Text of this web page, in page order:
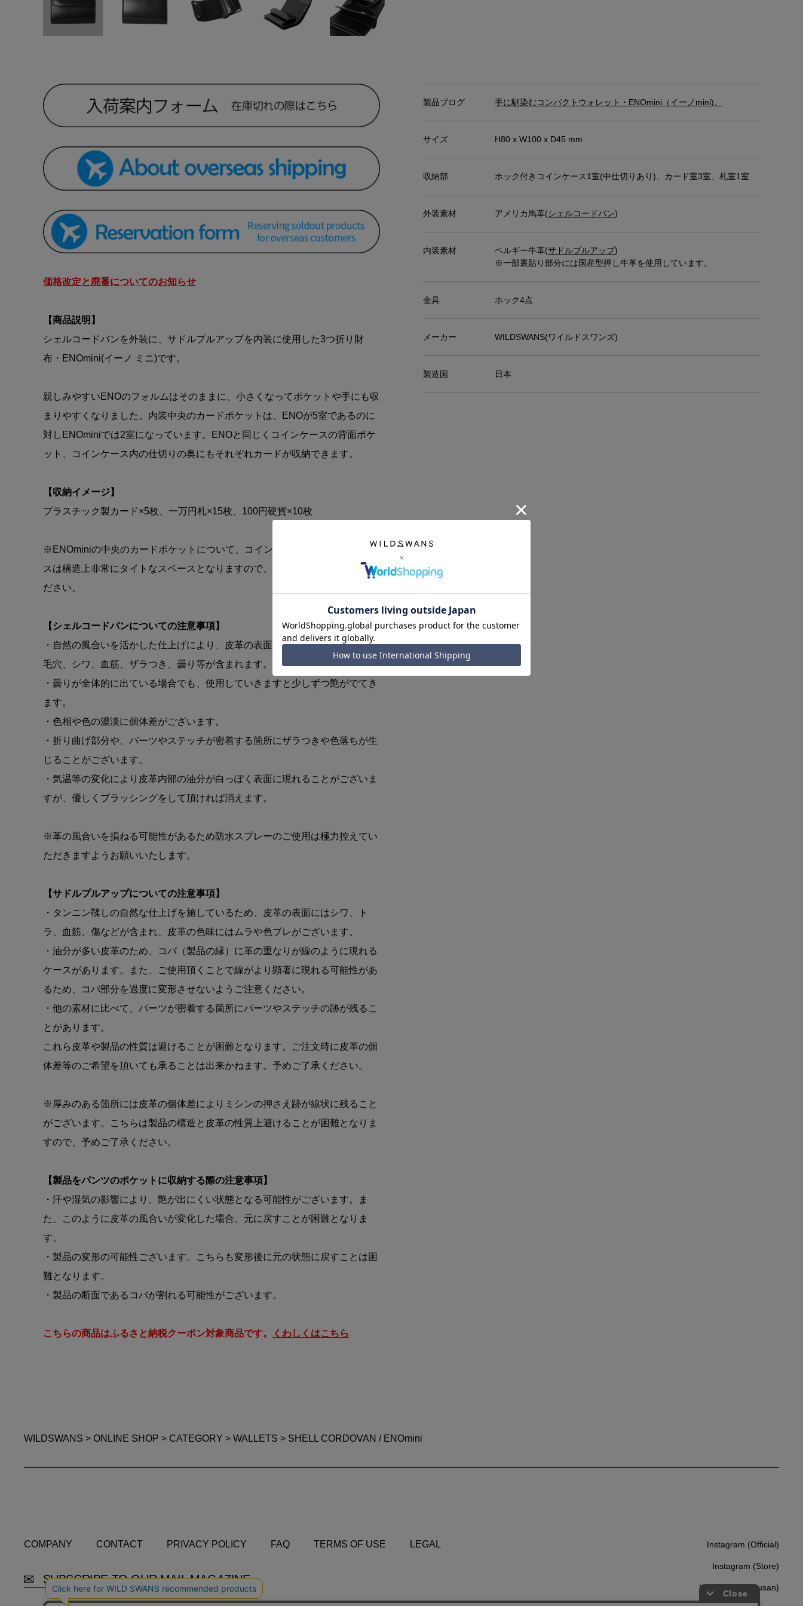
価格改定と廃番についてのお知らせ
【商品説明】
シェルコードバンを外装に、サドルプルアップを内装に使用した3つ折り財
布・ENOmini(イーノ ミニ)です。
親しみやすいENOのフォルムはそのままに、小さくなってポケットや手にも収
まりやすくなりました。内装中央のカードポケットは、ENOが5室であるのに
対しENOminiでは2室になっています。ENOと同じくコインケースの背面ポケ
ット、コインケース内の仕切りの奥にもそれぞれカードが収納できます。
【収納イメージ】
プラスチック製カード×5枚、一万円札×15枚、100円硬貨×10枚
※ENOminiの中央のカードポケットについて、コインケース側に空いたスペー
スは構造上非常にタイトなスペースとなりますので、カードの収納はお控えく
ださい。
【シェルコードバンについての注意事項】
・自然の風合いを活かした仕上げにより、皮革の表面には色ムラ、シミ、傷、
毛穴、シワ、血筋、ザラつき、曇り等が含まれます。
・曇りが全体的に出ている場合でも、使用していきますと少しずつ艶がでてき
ます。
・色相や色の濃淡に個体差がございます。
・折り曲げ部分や、パーツやステッチが密着する箇所にザラつきや色落ちが生
じることがございます。
・気温等の変化により皮革内部の油分が白っぽく表面に現れることがございま
すが、優しくブラッシングをして頂ければ消えます。
※革の風合いを損ねる可能性があるため防水スプレーのご使用は極力控えてい
ただきますようお願いいたします。
【サドルプルアップについての注意事項】
・タンニン鞣しの自然な仕上げを施しているため、皮革の表面にはシワ、ト
ラ、血筋、傷などが含まれ、皮革の色味にはムラや色ブレがございます。
・油分が多い皮革のため、コバ（製品の縁）に革の重なりが線のように現れる
ケースがあります。また、ご使用頂くことで線がより顕著に現れる可能性があ
るため、コバ部分を過度に変形させないようご注意ください。
・他の素材に比べて、パーツが密着する箇所にパーツやステッチの跡が残るこ
とがあります。
これら皮革や製品の性質は避けることが困難となります。ご注文時に皮革の個
体差等のご希望を頂いても承ることは出来かねます。予めご了承ください。
※厚みのある箇所には皮革の個体差によりミシンの押さえ跡が線状に残ること
がございます。こちらは製品の構造と皮革の性質上避けることが困難となりま
すので、予めご了承ください。
【製品をパンツのポケットに収納する際の注意事項】
・汗や湿気の影響により、艶が出にくい状態となる可能性がございます。ま
た、このように皮革の風合いが変化した場合、元に戻すことが困難となりま
す。
・製品の変形の可能性ございます。こちらも変形後に元の状態に戻すことは困
難となります。
・製品の断面であるコバが割れる可能性がございます。
こちらの商品はふるさと納税クーポン対象商品です。 くわしくはこちら
製品ブログ 手に馴染むコンパクトウォレット・ENOmini（イーノmini)。
サイズ H80 x W100 x D45 mm
収納部 ホック付きコインケース1室(中仕切りあり)、カード室3室、札室1室
外装素材 アメリカ馬革(シェルコードバン)
内装素材 ベルギー牛革(サドルプルアップ)
※一部裏貼り部分には国産型押し牛革を使用しています。
金具 ホック4点
メーカー WILDSWANS(ワイルドスワンズ)
製造国 日本
WILDSWANS > ONLINE SHOP > CATEGORY > WALLETS > SHELL CORDOVAN / ENOmini
COMPANY
CONTACT
PRIVACY POLICY
FAQ
TERMS OF USE
LEGAL
Instagram (Official)
Instagram (Store)
Instagram (marusan)
Instagram (marusan)
SUBSCRIBE TO OUR MAIL MAGAZINE